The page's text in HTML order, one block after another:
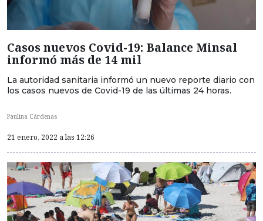
Casos nuevos Covid-19: Balance Minsal
informó más de 14 mil
La autoridad sanitaria informó un nuevo reporte diario con
los casos nuevos de Covid-19 de las últimas 24 horas.
Paulina Cárdenas
21 enero, 2022 a las 12:26